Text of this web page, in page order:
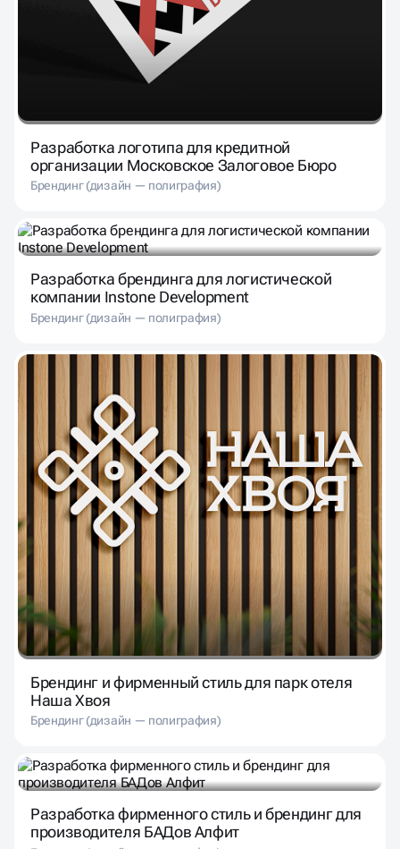
Разработка логотипа для кредитной
организации Московское Залоговое Бюро
Брендинг (дизайн — полиграфия)
Разработка брендинга для логистической
компании Instone Development
Брендинг (дизайн — полиграфия)
Брендинг и фирменный стиль для парк отеля
Наша Хвоя
Брендинг (дизайн — полиграфия)
Разработка фирменного стиль и брендинг для
производителя БАДов Алфит